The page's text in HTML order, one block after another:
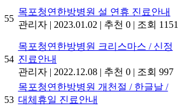
55
목포청연한방병원 설 연휴 진료안내
관리자 | 2023.01.02 | 추천 0 | 조회 1151
54
목포청연한방병원 크리스마스 / 신정
진료안내
관리자 | 2022.12.08 | 추천 0 | 조회 997
53
목포청연한방병원 개천절 / 한글날 /
대체휴일 진료안내